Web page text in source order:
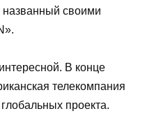
названный своими
В конце
телекомпания
проекта.